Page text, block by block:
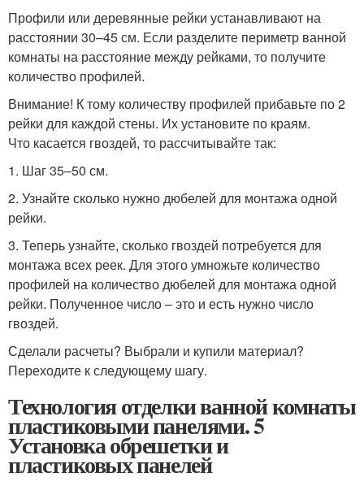
Профили или деревянные рейки устанавливают на
расстоянии 30–45 см. Если разделите периметр ванной
комнаты на расстояние между рейками, то получите
количество профилей.
Внимание! К тому количеству профилей прибавьте по 2
рейки для каждой стены. Их установите по краям.
Что касается гвоздей, то рассчитывайте так:
1. Шаг 35–50 см.
2. Узнайте сколько нужно дюбелей для монтажа одной
рейки.
3. Теперь узнайте, сколько гвоздей потребуется для
монтажа всех реек. Для этого умножьте количество
профилей на количество дюбелей для монтажа одной
рейки. Полученное число – это и есть нужно число
гвоздей.
Сделали расчеты? Выбрали и купили материал?
Переходите к следующему шагу.
Технология отделки ванной комнаты
пластиковыми панелями. 5
Установка обрешетки и
пластиковых панелей